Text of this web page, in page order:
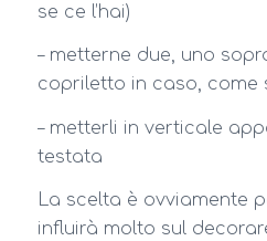
se ce l’hai)
– metterne due, uno
copriletto in caso, come
– metterli in verticale
testata
La scelta è ovviamente
influirà molto sul